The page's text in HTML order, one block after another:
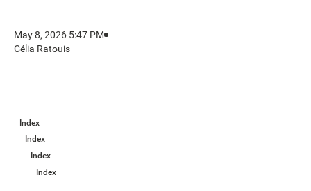
May 8, 2026 5:47 PM
Célia Ratouis
Index
Index
Index
Index